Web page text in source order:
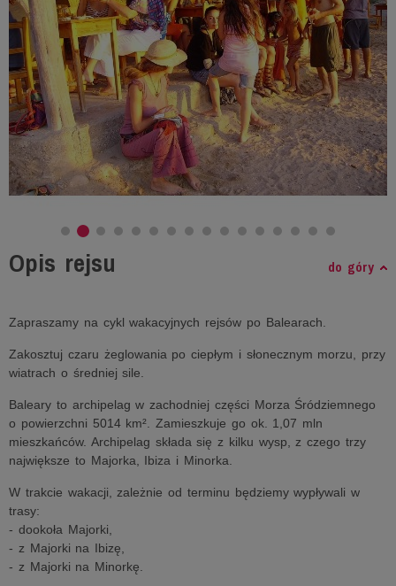
Opis rejsu do góry
Zapraszamy na cykl wakacyjnych rejsów po Balearach.
Zakosztuj czaru żeglowania po ciepłym i słonecznym morzu, przy
wiatrach o średniej sile.
Baleary to archipelag w zachodniej części Morza Śródziemnego
o powierzchni 5014 km². Zamieszkuje go ok. 1,07 mln
mieszkańców. Archipelag składa się z kilku wysp, z czego trzy
największe to Majorka, Ibiza i Minorka.
W trakcie wakacji, zależnie od terminu będziemy wypływali w
trasy:
- dookoła Majorki,
- z Majorki na Ibizę,
- z Majorki na Minorkę.